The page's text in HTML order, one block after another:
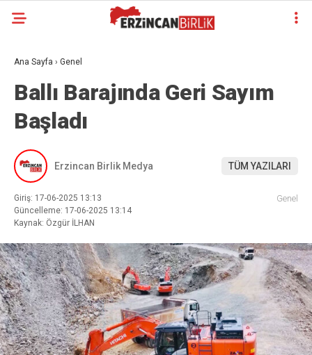
Ana Sayfa › Genel
Ballı Barajında Geri Sayım
Başladı
Erzincan Birlik Medya TÜM YAZILARI
Giriş: 17-06-2025 13:13
Güncelleme: 17-06-2025 13:14
Kaynak: Özgür İLHAN
Genel